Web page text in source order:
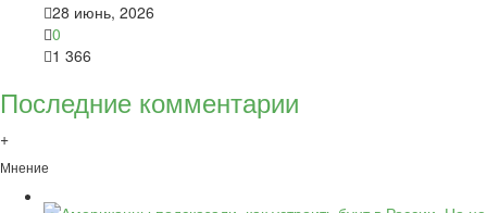
28 июнь, 2026
0
1 366
Последние комментарии
+
Мнение